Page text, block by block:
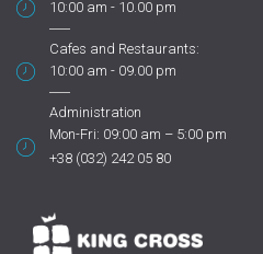
10:00 am - 10.00 pm
Cafes and Restaurants:
10:00 am - 09.00 pm
Administration
Mon-Fri: 09:00 am – 5:00 pm
+38 (032) 242 05 80